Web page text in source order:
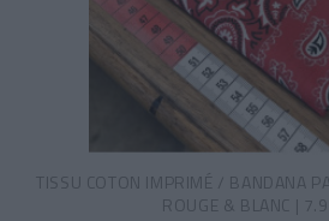
TISSU COTON IMPRIMÉ / BANDANA
ROUGE & BLANC |